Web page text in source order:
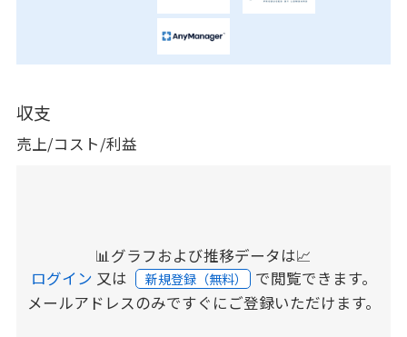
収支
売上/コスト/利益
📊グラフおよび推移データは📈
ログイン 又は 新規登録（無料） で閲覧できます。
メールアドレスのみですぐにご登録いただけます。